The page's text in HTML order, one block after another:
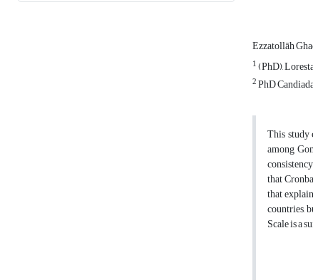
Ezzatollāh
1(PhD),
2PhD
This
among
that
that
countries,
Scale is a